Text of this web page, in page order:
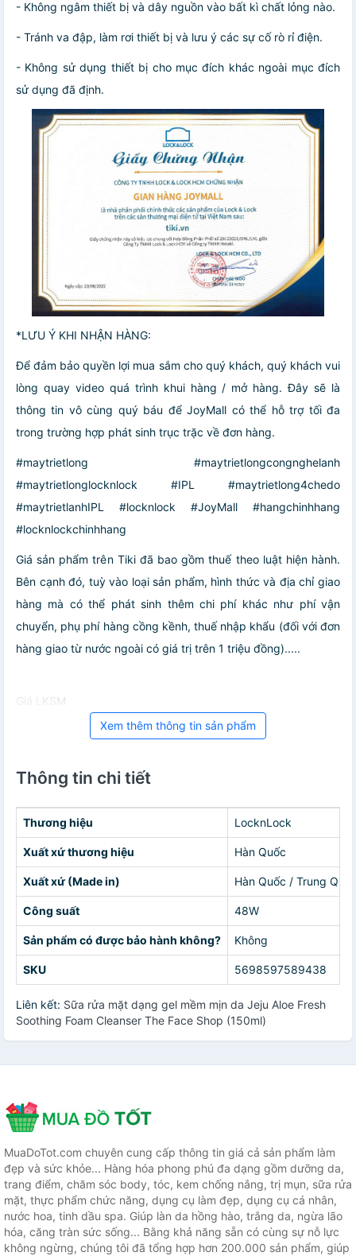
- Không ngâm thiết bị và dây nguồn vào bất kì chất lỏng nào.
- Tránh va đập, làm rơi thiết bị và lưu ý các sự cố rò rỉ điện.
- Không sử dụng thiết bị cho mục đích khác ngoài mục đích
sử dụng đã định.
*LƯU Ý KHI NHẬN HÀNG:
Để đảm bảo quyền lợi mua sắm cho quý khách, quý khách vui
lòng quay video quá trình khui hàng / mở hàng. Đây sẽ là
thông tin vô cùng quý báu để JoyMall có thể hỗ trợ tối đa
trong trường hợp phát sinh trục trặc về đơn hàng.
#maytrietlong #maytrietlongcongnghelanh
#maytrietlonglocknlock #IPL #maytrietlong4chedo
#maytrietlanhIPL #locknlock #JoyMall #hangchinhhang
#locknlockchinhhang
Giá sản phẩm trên Tiki đã bao gồm thuế theo luật hiện hành.
Bên cạnh đó, tuỳ vào loại sản phẩm, hình thức và địa chỉ giao
hàng mà có thể phát sinh thêm chi phí khác như phí vận
chuyển, phụ phí hàng cồng kềnh, thuế nhập khẩu (đối với đơn
hàng giao từ nước ngoài có giá trị trên 1 triệu đồng).....
Giá LKSM
Xem thêm thông tin sản phẩm
Thông tin chi tiết
Thương hiệu LocknLock
Xuất xứ thương hiệu Hàn Quốc
Xuất xứ (Made in) Hàn Quốc / Trung
Công suất 48W
Sản phẩm có được bảo hành không? Không
SKU 5698597589438
Liên kết: Sữa rửa mặt dạng gel mềm mịn da Jeju Aloe Fresh
Soothing Foam Cleanser The Face Shop (150ml)
MuaDoTot.com chuyên cung cấp thông tin giá cả sản phẩm làm
đẹp và sức khỏe... Hàng hóa phong phú đa dạng gồm dưỡng da,
trang điểm, chăm sóc body, tóc, kem chống nắng, trị mụn, sữa rửa
mặt, thực phẩm chức năng, dụng cụ làm đẹp, dụng cụ cá nhân,
nước hoa, tinh dầu spa. Giúp làn da hồng hào, trắng da, ngừa lão
hóa, căng tràn sức sống... Bằng khả năng sẵn có cùng sự nỗ lực
không ngừng, chúng tôi đã tổng hợp hơn 200.000 sản phẩm, giúp